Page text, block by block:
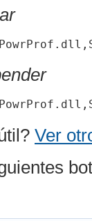
Ver